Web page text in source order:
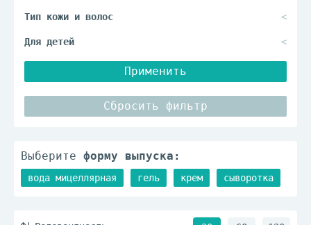
Применить
Сбросить фильтр
Выберите форму выпуска:
вода мицеллярная гель крем сыворотка